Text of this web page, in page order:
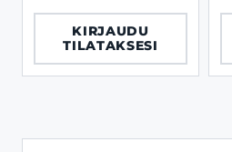
KIRJAUDU
TILATAKSESI